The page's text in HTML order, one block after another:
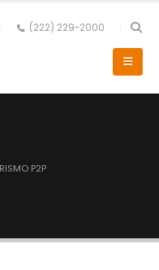
(222) 229-2000
P2P